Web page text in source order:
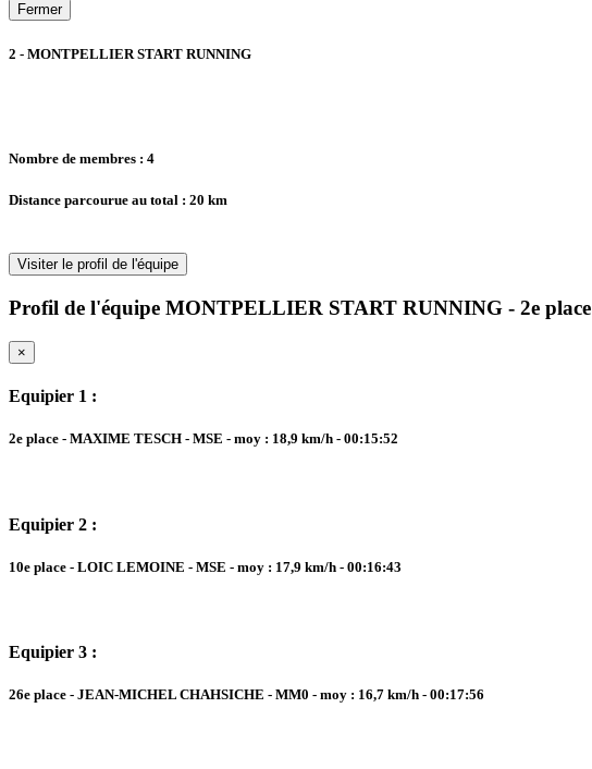
Fermer
2 - MONTPELLIER START RUNNING
Nombre de membres : 4
Distance parcourue au total : 20 km
Visiter le profil de l'équipe
Profil de l'équipe MONTPELLIER START RUNNING - 2e place
×
Equipier 1 :
2e place - MAXIME TESCH - MSE - moy : 18,9 km/h - 00:15:52
Equipier 2 :
10e place - LOIC LEMOINE - MSE - moy : 17,9 km/h - 00:16:43
Equipier 3 :
26e place - JEAN-MICHEL CHAHSICHE - MM0 - moy : 16,7 km/h - 00:17:56